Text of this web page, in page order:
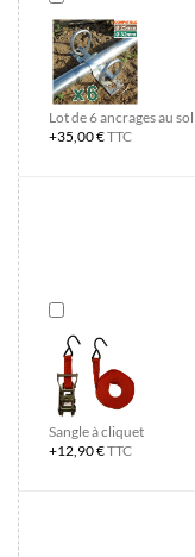
Lot de 6 ancrages au
+35,00 €TTC
Sangle à cliquet
+12,90 €TTC